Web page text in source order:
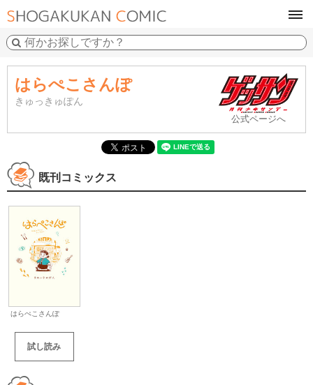
はらぺこさんぽ
きゅっきゅぽん
公式ページへ
既刊コミックス
はらぺこさんぽ
試し読み